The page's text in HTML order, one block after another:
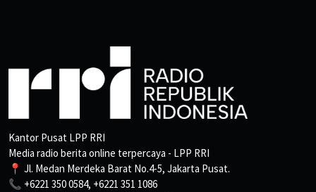
Kantor Pusat LPP RRI
Media radio berita online terpercaya - LPP RRI
📍 Jl. Medan Merdeka Barat No.4-5, Jakarta Pusat.
📞 +6221 350 0584, +6221 351 1086